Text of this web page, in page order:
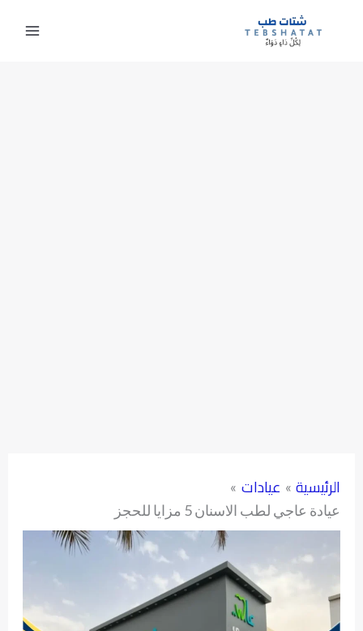
الرئيسية عيادات
عيادة عاجي لطب الاسنان 5 مزايا للحجز